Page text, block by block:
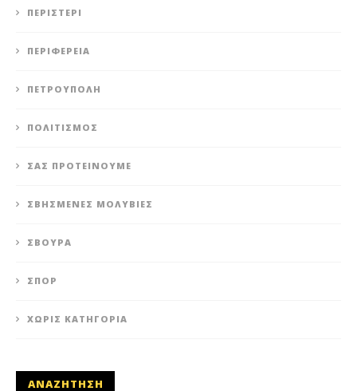
ΠΕΡΙΣΤΈΡΙ
ΠΕΡΙΦΈΡΕΙΑ
ΠΕΤΡΟΎΠΟΛΗ
ΠΟΛΙΤΙΣΜΌΣ
ΣΑΣ ΠΡΟΤΕΊΝΟΥΜΕ
ΣΒΗΣΜΈΝΕΣ ΜΟΛΥΒΙΈΣ
ΣΒΟΎΡΑ
ΣΠΟΡ
ΧΩΡΊΣ ΚΑΤΗΓΟΡΊΑ
ΑΝΑΖΗΤΗΣΗ